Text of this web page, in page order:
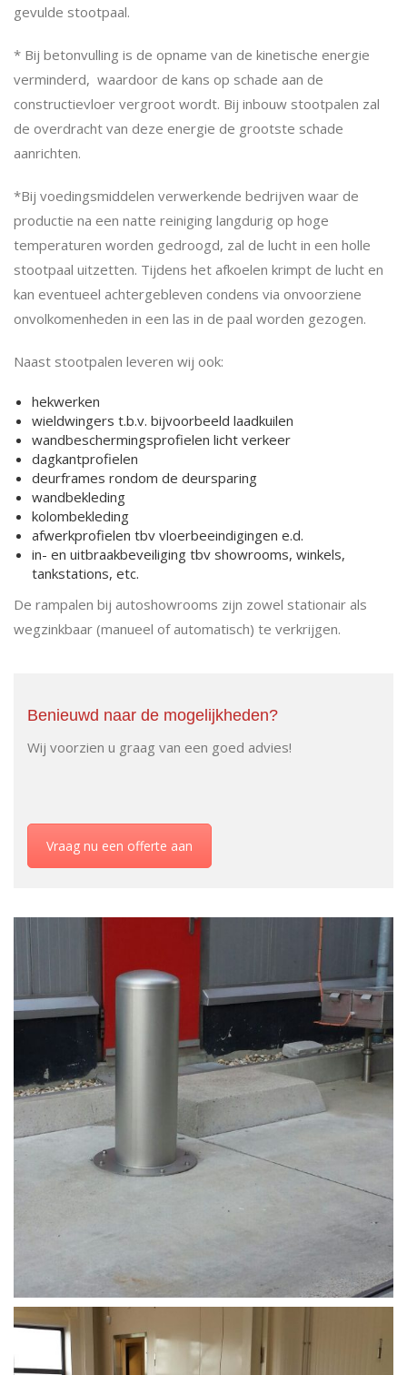
gevulde stootpaal.
* Bij betonvulling is de opname van de kinetische energie
verminderd, waardoor de kans op schade aan de
constructievloer vergroot wordt. Bij inbouw stootpalen zal
de overdracht van deze energie de grootste schade
aanrichten.
*Bij voedingsmiddelen verwerkende bedrijven waar de
productie na een natte reiniging langdurig op hoge
temperaturen worden gedroogd, zal de lucht in een holle
stootpaal uitzetten. Tijdens het afkoelen krimpt de lucht en
kan eventueel achtergebleven condens via onvoorziene
onvolkomenheden in een las in de paal worden gezogen.
Naast stootpalen leveren wij ook:
hekwerken
wieldwingers t.b.v. bijvoorbeeld laadkuilen
wandbeschermingsprofielen licht verkeer
dagkantprofielen
deurframes rondom de deursparing
wandbekleding
kolombekleding
afwerkprofielen tbv vloerbeeindigingen e.d.
in- en uitbraakbeveiliging tbv showrooms, winkels,
tankstations, etc.
De rampalen bij autoshowrooms zijn zowel stationair als
wegzinkbaar (manueel of automatisch) te verkrijgen.
Benieuwd naar de mogelijkheden?
Wij voorzien u graag van een goed advies!
Vraag nu een offerte aan